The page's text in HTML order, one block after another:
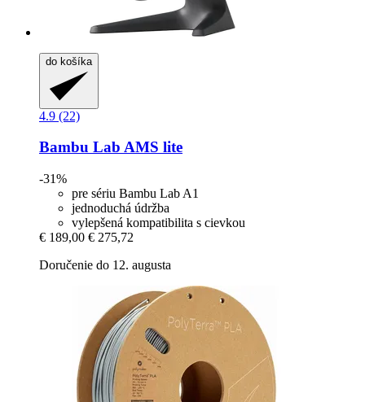
do košíka
4.9 (22)
Bambu Lab AMS lite
-31%
pre sériu Bambu Lab A1
jednoduchá údržba
vylepšená kompatibilita s cievkou
€ 189,00 € 275,72
Doručenie do 12. augusta